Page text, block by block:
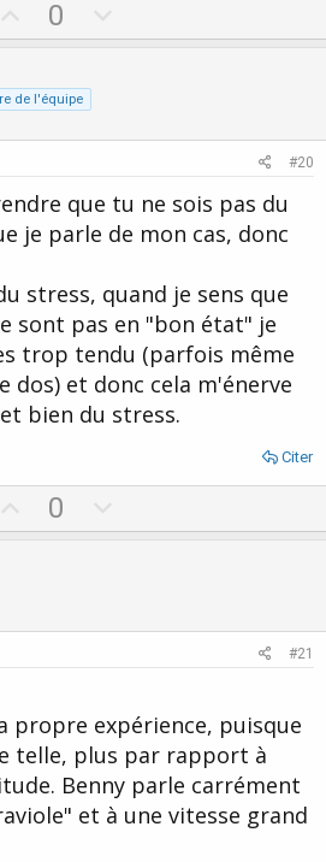
p
o
0
o
e
de l'équipe
#20
que tu ne sois pas du
je parle de mon cas, donc
stress, quand je sens que
sont pas en "bon état" je
trop tendu (parfois même
dos) et donc cela m'énerve
bien du stress.
Citer
p
t
0
o
v
#21
propre expérience, puisque
telle, plus par rapport à
Benny parle carrément
et à une vitesse grand